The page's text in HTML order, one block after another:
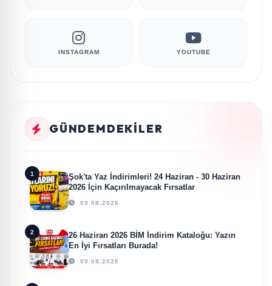
INSTAGRAM YOUTUBE
GÜNDEMDEKILER
1
Şok'ta Yaz İndirimleri! 24 Haziran - 30 Haziran
2026 İçin Kaçırılmayacak Fırsatlar
09.08.2026
2
26 Haziran 2026 BİM İndirim Kataloğu: Yazın
En İyi Fırsatları Burada!
09.08.2026